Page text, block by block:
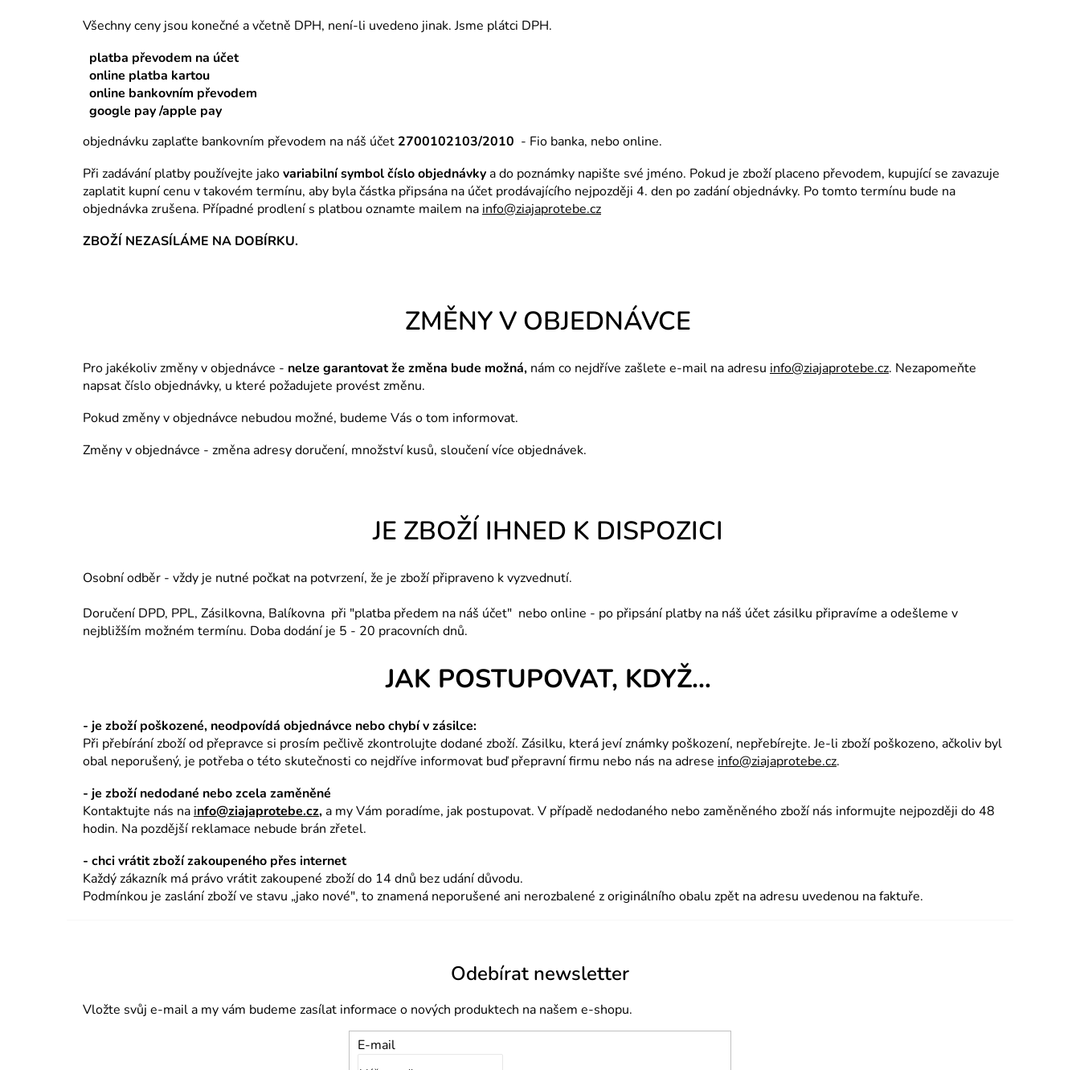
Všechny ceny jsou konečné a včetně DPH, není-li uvedeno jinak. Jsme plátci DPH.
platba převodem na účet
online platba kartou
online bankovním převodem
google pay /apple pay
objednávku zaplaťte bankovním převodem na náš účet 2700102103/2010 - Fio banka, nebo online.
Při zadávání platby používejte jakovariabilní symbol číslo objednávkya do poznámky napište své jméno. Pokud je zboží placeno převodem, kupující se zavazuje
zaplatit kupní cenu v takovém termínu, aby byla částka připsána na účet prodávajícího nejpozději 4. den po zadání objednávky. Po tomto termínu bude na
objednávka zrušena. Případné prodlení s platbou oznamte mailem na info@ziajaprotebe.cz
ZBOŽÍ NEZASÍLÁME NA DOBÍRKU.
ZMĚNY V OBJEDNÁVCE
Pro jakékoliv změny v objednávce - nelze garantovat že změna bude možná, nám co nejdříve zašlete e-mail na adresu info@ziajaprotebe.cz. Nezapomeňte
napsat číslo objednávky, u které požadujete provést změnu.
Pokud změny v objednávce nebudou možné, budeme Vás o tom informovat.
Změny v objednávce - změna adresy doručení, množství kusů, sloučení více objednávek.
JE ZBOŽÍ IHNED K DISPOZICI
Osobní odběr - vždy je nutné počkat na potvrzení, že je zboží připraveno k vyzvednutí.
Doručení DPD, PPL, Zásilkovna, Balíkovna při "platba předem na náš účet" nebo online - po připsání platby na náš účet zásilku připravíme a odešleme v
nejbližším možném termínu. Doba dodání je 5 - 20 pracovních dnů.
JAK POSTUPOVAT, KDYŽ…
- je zboží poškozené, neodpovídá objednávce nebo chybí v zásilce:
Při přebírání zboží od přepravce si prosím pečlivě zkontrolujte dodané zboží. Zásilku, která jeví známky poškození, nepřebírejte. Je-li zboží poškozeno, ačkoliv byl
obal neporušený, je potřeba o této skutečnosti co nejdříve informovat buď přepravní firmu nebo nás na adrese info@ziajaprotebe.cz.
- je zboží nedodané nebo zcela zaměněné
Kontaktujte nás na info@ziajaprotebe.cz,a my Vám poradíme, jak postupovat. V případě nedodaného nebo zaměněného zboží nás informujte nejpozději do 48
hodin. Na pozdější reklamace nebude brán zřetel.
- chci vrátit zboží zakoupeného přes internet
Každý zákazník má právo vrátit zakoupené zboží do 14 dnů bez udání důvodu.
Podmínkou je zaslání zboží ve stavu „jako nové", to znamená neporušené ani nerozbalené z originálního obalu zpět na adresu uvedenou na faktuře.
Odebírat newsletter
Vložte svůj e-mail a my vám budeme zasílat informace o nových produktech na našem e-shopu.
E-mail